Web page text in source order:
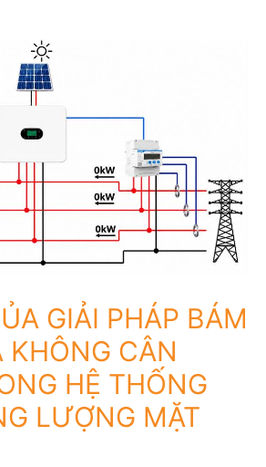
GIẢI PHÁP BÁM
KHÔNG CÂN
HỆ THỐNG
LƯỢNG MẶT